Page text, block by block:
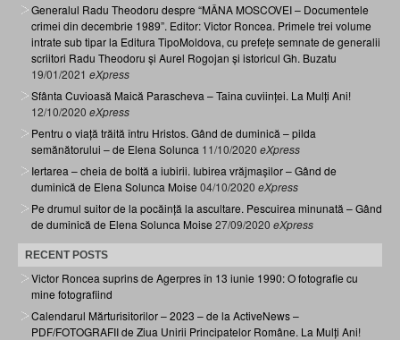
Generalul Radu Theodoru despre “MÂNA MOSCOVEI – Documentele
crimei din decembrie 1989”. Editor: Victor Roncea. Primele trei volume
intrate sub tipar la Editura TipoMoldova, cu prefețe semnate de generalii
scriitori Radu Theodoru și Aurel Rogojan și istoricul Gh. Buzatu
19/01/2021 eXpress
Sfânta Cuvioasă Maică Parascheva – Taina cuviinței. La Mulți Ani!
12/10/2020 eXpress
Pentru o viață trăită întru Hristos. Gând de duminică – pilda
semănătorului – de Elena Solunca 11/10/2020 eXpress
Iertarea – cheia de boltă a iubirii. Iubirea vrăjmașilor – Gând de
duminică de Elena Solunca Moise 04/10/2020 eXpress
Pe drumul suitor de la pocăință la ascultare. Pescuirea minunată – Gând
de duminică de Elena Solunca Moise 27/09/2020 eXpress
RECENT POSTS
Victor Roncea suprins de Agerpres în 13 iunie 1990: O fotografie cu
mine fotografiind
Calendarul Mărturisitorilor – 2023 – de la ActiveNews –
PDF/FOTOGRAFII de Ziua Unirii Principatelor Române. La Mulți Ani!